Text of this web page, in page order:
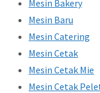
Mesin Bakery
Mesin Baru
Mesin Catering
Mesin Cetak
Mesin Cetak Mie
Mesin Cetak